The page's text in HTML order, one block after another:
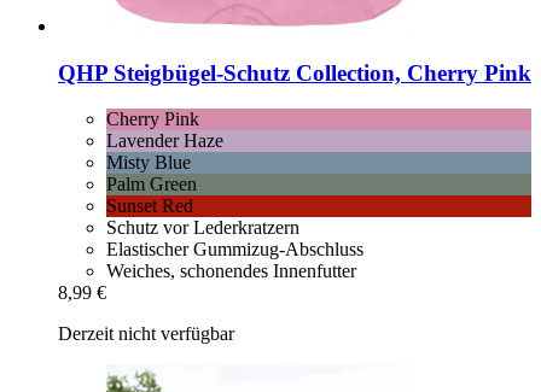
QHP Steigbügel-​Schutz Collection, Cherry Pink
Cherry Pink
Lavender Haze
Misty Blue
Palm Green
Sunset Red
Schutz vor Lederkratzern
Elastischer Gummizug-Abschluss
Weiches, schonendes Innenfutter
8,99 €
Derzeit nicht verfügbar